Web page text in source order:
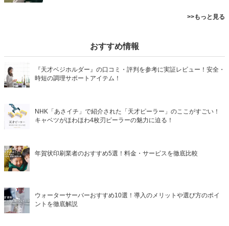
>>もっと見る
おすすめ情報
『天才ベジホルダー』の口コミ・評判を参考に実証レビュー！安全・
時短の調理サポートアイテム！
NHK「あさイチ」で紹介された「天才ピーラー」のここがすごい！
キャベツがほわほわ4枚刃ピーラーの魅力に迫る！
年賀状印刷業者のおすすめ5選！料金・サービスを徹底比較
ウォーターサーバーおすすめ10選！導入のメリットや選び方のポイ
ントを徹底解説